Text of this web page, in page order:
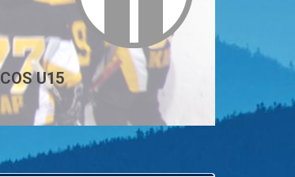
COS U15